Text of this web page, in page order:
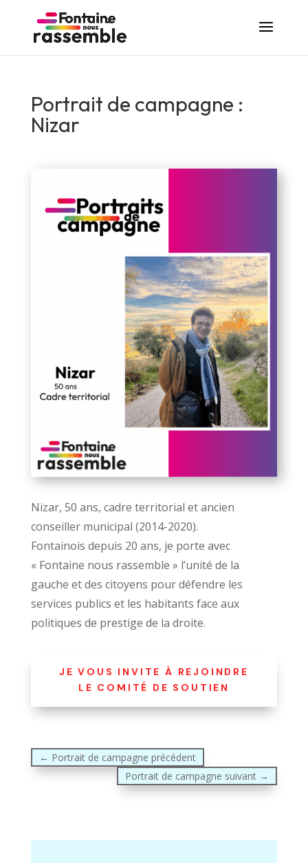
Portrait de campagne :
Nizar
Nizar, 50 ans, cadre territorial et ancien
conseiller municipal (2014-2020).
Fontainois depuis 20 ans, je porte avec
« Fontaine nous rassemble » l’unité de la
gauche etdes citoyens pour défendre les
services publics et les habitants face aux
politiques de prestige de la droite.
JE VOUS INVITE À REJOINDRE
LE COMITÉ DE SOUTIEN
← Portrait de campagne précédent
Portrait de campagne suivant →